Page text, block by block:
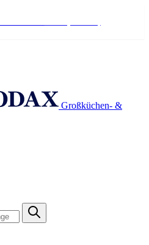
Großküchen- &